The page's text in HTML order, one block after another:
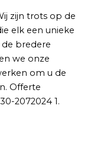
zijn trots op de
elk een unieke
de bredere
we onze
om u de
Offerte
2072024 1.